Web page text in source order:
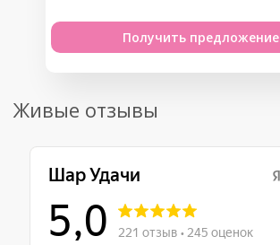
Получить предложение
Живые отзывы